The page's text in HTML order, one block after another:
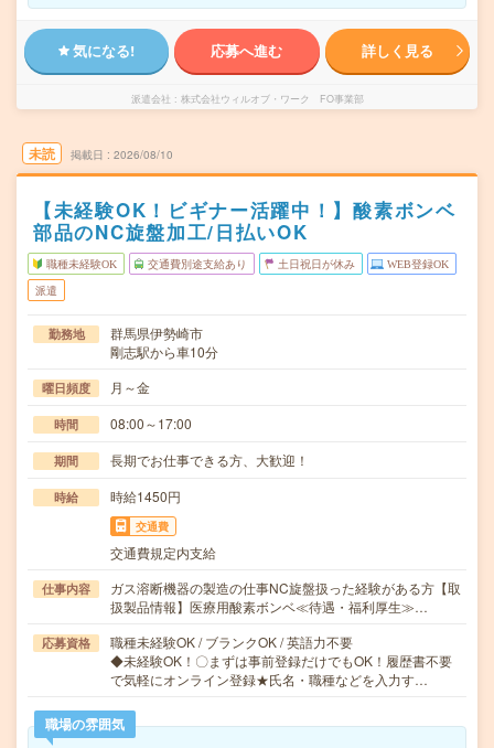
気になる! 応募へ進む 詳しく見る
派遣会社 株式会社ウィルオブ・ワーク FO事業部
未読 掲載日 2026/08/10
【未経験OK！ビギナー活躍中！】酸素ボンベ
部品のNC旋盤加工/日払いOK
職種未経験OK 交通費別途支給あり 土日祝日が休み WEB登録OK
派遣
勤務地
群馬県伊勢崎市
剛志駅から車10分
曜日頻度 月～金
時間 08:00～17:00
期間 長期でお仕事できる方、大歓迎！
時給 時給1450円
交通費
交通費規定内支給
仕事内容
ガス溶断機器の製造の仕事NC旋盤扱った経験がある方【取
扱製品情報】医療用酸素ボンベ≪待遇・福利厚生≫…
応募資格
職種未経験OK / ブランクOK / 英語力不要
◆未経験OK！〇まずは事前登録だけでもOK！履歴書不要
で気軽にオンライン登録★氏名・職種などを入力す…
職場の雰囲気